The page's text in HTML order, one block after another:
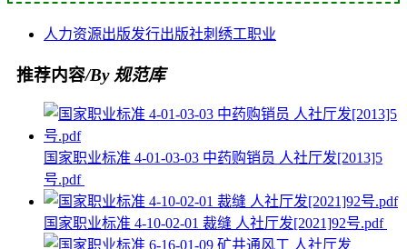
人力资源出版发行出版社刺绣工职业
推荐内容/By 规范库
国家职业标准 4-01-03-03 中药购销员 人社厅发[2013]5
号.pdf
国家职业标准 4-10-02-01 裁缝 人社厅发[2021]92号.pdf